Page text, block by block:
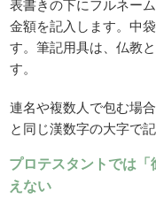
表書きの下にフルネー
金額を記入します。中
す。筆記用具は、仏教
す。
連名や複数人で包む場
と同じ漢数字の大字で記
プロテスタントでは
えない